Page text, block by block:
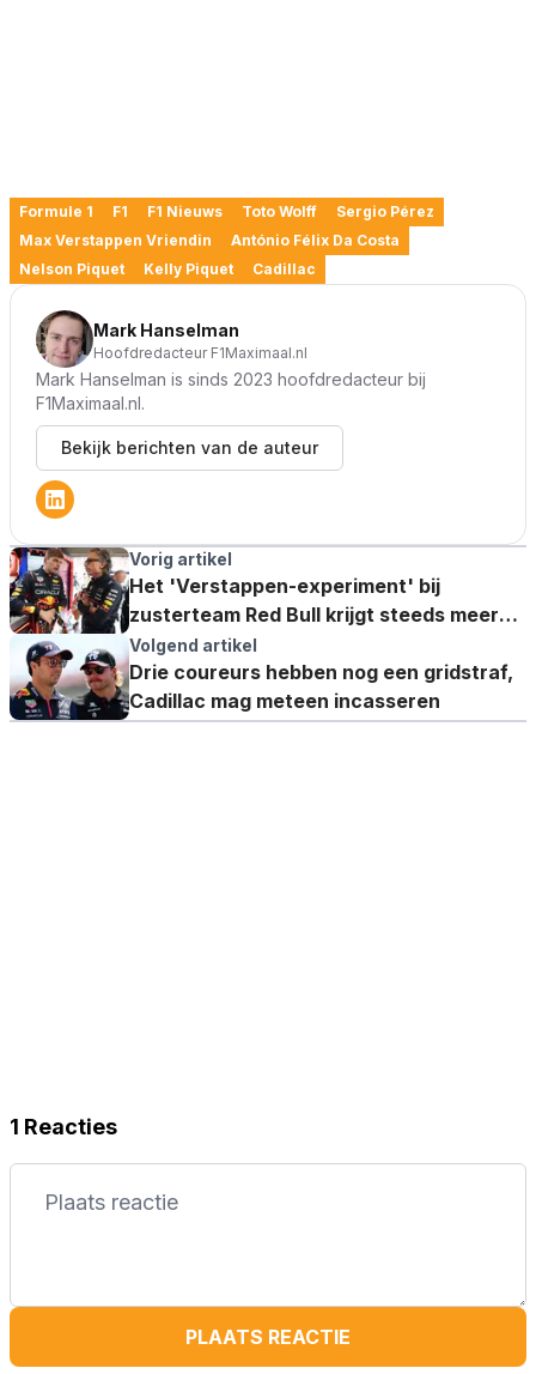
Formule 1 F1 F1 Nieuws Toto Wolff
Sergio Pérez
Max Verstappen Vriendin
António Félix Da Costa
Nelson Piquet
Kelly Piquet Cadillac
Mark Hanselman
Hoofdredacteur F1Maximaal.nl
Mark Hanselman is sinds 2023 hoofdredacteur bij
F1Maximaal.nl.
Bekijk berichten van de auteur
Vorig artikel
Het 'Verstappen-experiment' bij
zusterteam Red Bull krijgt steeds meer
aandacht en dit is waarom
Volgend artikel
Drie coureurs hebben nog een gridstraf,
Cadillac mag meteen incasseren
1 Reacties
PLAATS REACTIE